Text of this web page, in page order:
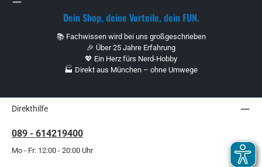
Dein Shop, deine Vorteile, dein FUN.
📚 Fachwissen wird bei uns großgeschrieben
🎉 Über 25 Jahre Erfahrung
💖 Ein Herz fürs Nerd-Hobby
🏭 Direkt aus München – ohne Umwege
Direkthilfe
089 - 614219400
Mo - Fr: 12:00 - 20:00 Uhr